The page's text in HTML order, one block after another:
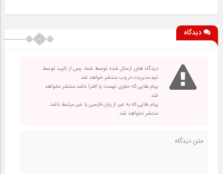
دیدگاه
دیدگاه های ارسال شده توسط شما، پس از تایید توسط
تیم مدیریت در وب منتشر خواهد شد.
پیام هایی که حاوی تهمت یا افترا باشد منتشر نخواهد
شد.
پیام هایی که به غیر از زبان فارسی یا غیر مرتبط باشد
منتشر نخواهد شد.